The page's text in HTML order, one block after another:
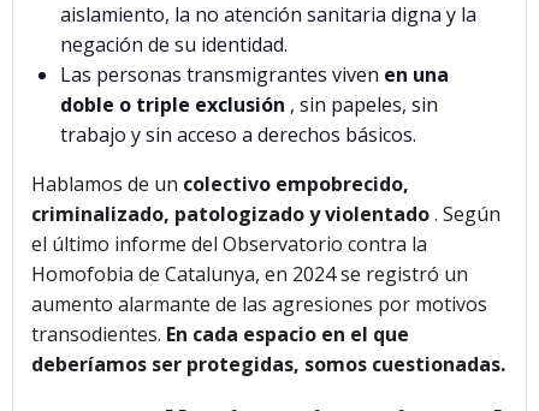
aislamiento, la no atención sanitaria digna y la
negación de su identidad.
Las personas transmigrantes viven en una
doble o triple exclusión , sin papeles, sin
trabajo y sin acceso a derechos básicos.
Hablamos de un colectivo empobrecido,
criminalizado, patologizado y violentado. Según
el último informe del Observatorio contra la
Homofobia de Catalunya, en 2024 se registró un
aumento alarmante de las agresiones por motivos
transodientes. En cada espacio en el que
deberíamos ser protegidas, somos cuestionadas.